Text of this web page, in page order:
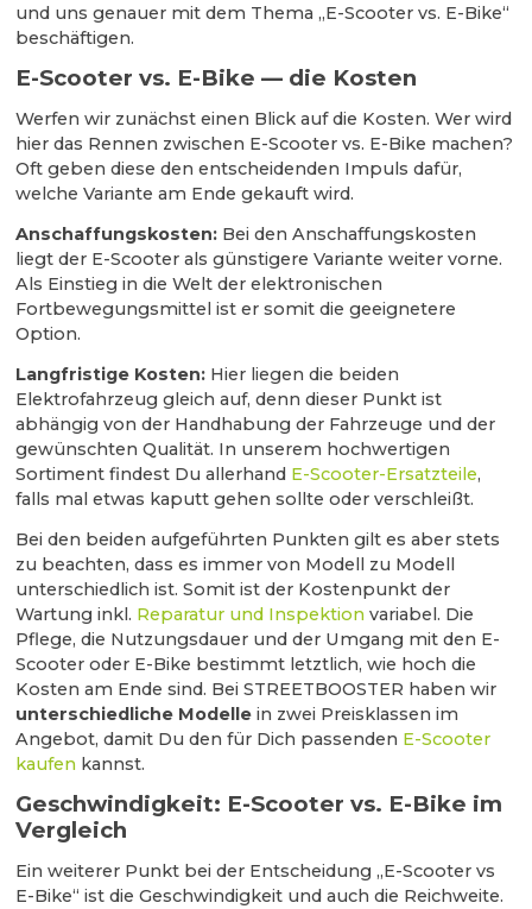
und uns genauer mit dem Thema „E-Scooter vs. E-Bike“
beschäftigen.
E-Scooter vs. E-Bike — die Kosten
Werfen wir zunächst einen Blick auf die Kosten. Wer wird
hier das Rennen zwischen E-Scooter vs. E-Bike machen?
Oft geben diese den entscheidenden Impuls dafür,
welche Variante am Ende gekauft wird.
Anschaffungskosten: Bei den Anschaffungskosten
liegt der E-Scooter als günstigere Variante weiter vorne.
Als Einstieg in die Welt der elektronischen
Fortbewegungsmittel ist er somit die geeignetere
Option.
Langfristige Kosten:Hier liegen die beiden
Elektrofahrzeug gleich auf, denn dieser Punkt ist
abhängig von der Handhabung der Fahrzeuge und der
gewünschten Qualität. In unserem hochwertigen
Sortiment findest Du allerhand E-Scooter-Ersatzteile,
falls mal etwas kaputt gehen sollte oder verschleißt.
Bei den beiden aufgeführten Punkten gilt es aber stets
zu beachten, dass es immer von Modell zu Modell
unterschiedlich ist. Somit ist der Kostenpunkt der
Wartung inkl. Reparatur und Inspektion variabel. Die
Pflege, die Nutzungsdauer und der Umgang mit den E-
Scooter oder E-Bike bestimmt letztlich, wie hoch die
Kosten am Ende sind. Bei STREETBOOSTER haben wir
unterschiedliche Modellein zwei Preisklassen im
Angebot, damit Du den für Dich passenden E-Scooter
kaufen kannst.
Geschwindigkeit: E-Scooter vs. E-Bike im
Vergleich
Ein weiterer Punkt bei der Entscheidung „E-Scooter vs
E-Bike“ ist die Geschwindigkeit und auch die Reichweite.